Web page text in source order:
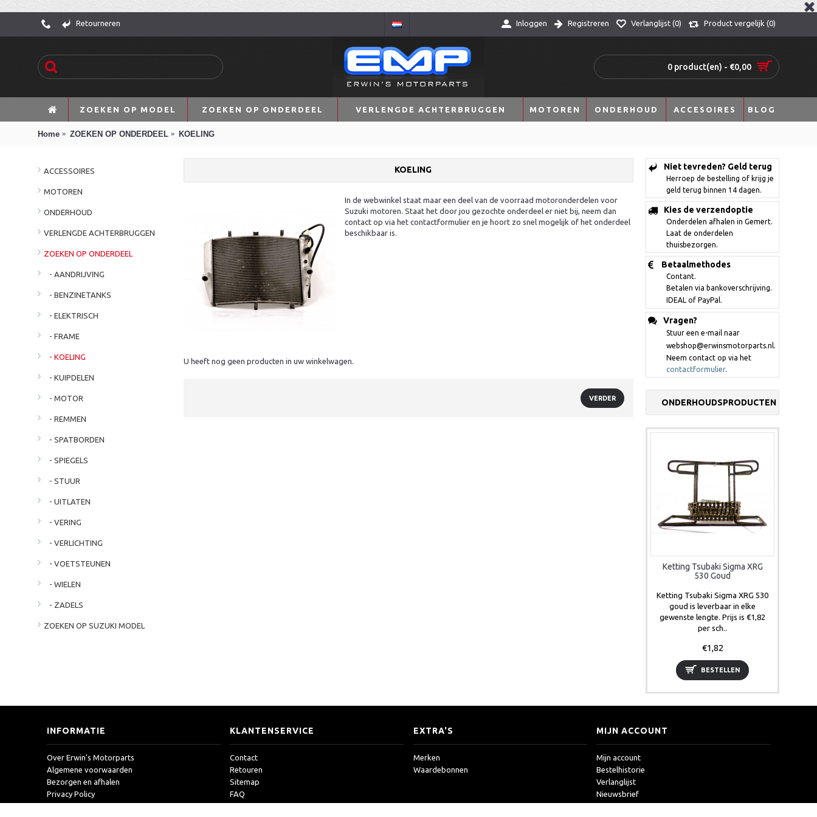
Retourneren Inloggen Registreren Verlanglijst (0) Product vergelijk (0)
0 product(en) - €0,00
ZOEKEN OP MODEL ZOEKEN OP ONDERDEEL VERLENGDE ACHTERBRUGGEN MOTOREN ONDERHOUD ACCESOIRES BLOG
Home ZOEKEN OP ONDERDEEL KOELING
ACCESSOIRES
MOTOREN
ONDERHOUD
VERLENGDE ACHTERBRUGGEN
ZOEKEN OP ONDERDEEL
- AANDRIJVING
- BENZINETANKS
- ELEKTRISCH
- FRAME
- KOELING
- KUIPDELEN
- MOTOR
- REMMEN
- SPATBORDEN
- SPIEGELS
- STUUR
- UITLATEN
- VERING
- VERLICHTING
- VOETSTEUNEN
- WIELEN
- ZADELS
ZOEKEN OP SUZUKI MODEL
Niet tevreden? Geld terug
Herroep de bestelling of krijg je
geld terug binnen 14 dagen.
Kies de verzendoptie
Onderdelen afhalen in Gemert.
Laat de onderdelen
thuisbezorgen.
Betaalmethodes
Contant.
Betalen via bankoverschrijving.
IDEAL of PayPal.
Vragen?
Stuur een e-mail naar
webshop@erwinsmotorparts.nl.
Neem contact op via het
contactformulier.
ONDERHOUDSPRODUCTEN
Ketting Tsubaki Sigma XRG
530 Goud
Ketting Tsubaki Sigma XRG 530
goud is leverbaar in elke
gewenste lengte. Prijs is €1,82
per sch..
€1,82
BESTELLEN
KOELING
In de webwinkel staat maar een deel van de voorraad motoronderdelen voor
Suzuki motoren. Staat het door jou gezochte onderdeel er niet bij, neem dan
contact op via het contactformulier en je hoort zo snel mogelijk of het onderdeel
beschikbaar is.
U heeft nog geen producten in uw winkelwagen.
VERDER
INFORMATIE
Over Erwin's Motorparts
Algemene voorwaarden
Bezorgen en afhalen
Privacy Policy
KLANTENSERVICE
Contact
Retouren
Sitemap
FAQ
EXTRA'S
Merken
Waardebonnen
MIJN ACCOUNT
Mijn account
Bestelhistorie
Verlanglijst
Nieuwsbrief